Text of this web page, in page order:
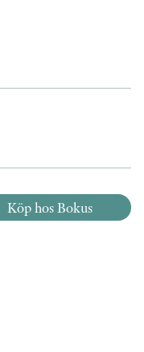
Köp hos Bokus